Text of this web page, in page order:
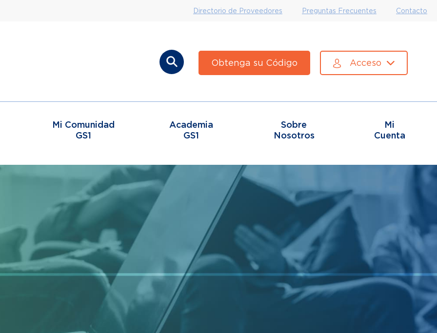
Directorio de Proveedores Preguntas Frecuentes Contacto
Obtenga su Código Acceso
Mi Comunidad
GS1
Academia
GS1
Sobre
Nosotros
Mi
Cuenta